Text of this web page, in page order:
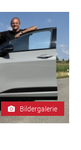
Bildergalerie